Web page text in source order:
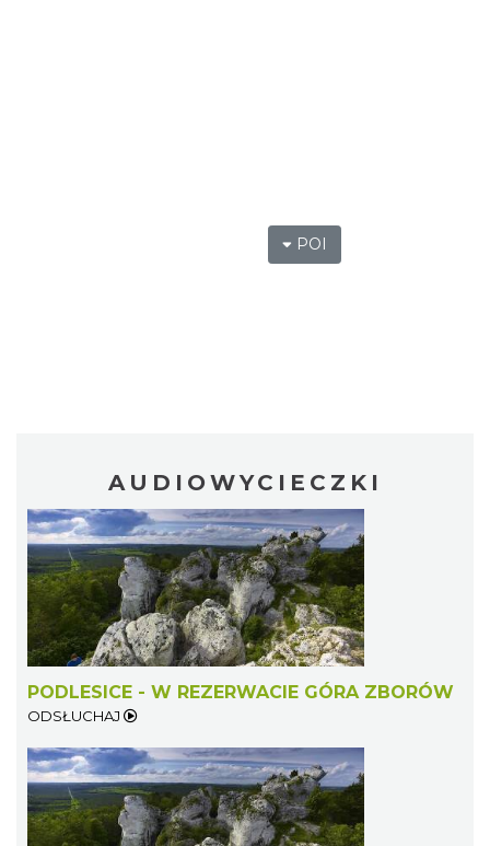
POI
AUDIOWYCIECZKI
PODLESICE - W REZERWACIE GÓRA ZBORÓW
ODSŁUCHAJ